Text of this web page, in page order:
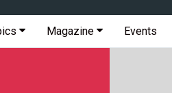
Magazine Events